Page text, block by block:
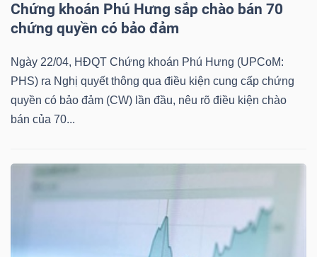
Chứng khoán Phú Hưng sắp chào bán 70
chứng quyền có bảo đảm
Ngày 22/04, HĐQT Chứng khoán Phú Hưng (UPCoM:
PHS) ra Nghị quyết thông qua điều kiện cung cấp chứng
quyền có bảo đảm (CW) lần đầu, nêu rõ điều kiện chào
bán của 70...
khoán
(-)
Tất cả Cổ phiếu Chỉ số Chứng chỉ quỹ Chứng
Lãnh
đạo
Tất cả
(-)